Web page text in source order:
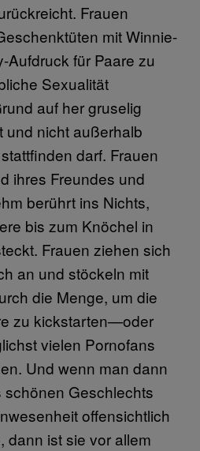
Frauen
mit Winnie-
Aufdruck für Paare zu
Sexualität
auf her gruselig
und nicht außerhalb
darf. Frauen
ihres Freundes und
berührt ins Nichts,
bis zum Knöchel in
Frauen ziehen sich
an und stöckeln mit
die Menge, um die
zu kickstarten—oder
vielen Pornofans
Und wenn man dann
Geschlechts
offensichtlich
dann ist sie vor allem